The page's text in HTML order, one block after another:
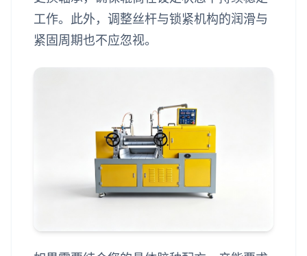
工作。此外，调整丝杆与锁紧机构的润滑与
紧固周期也不应忽视。